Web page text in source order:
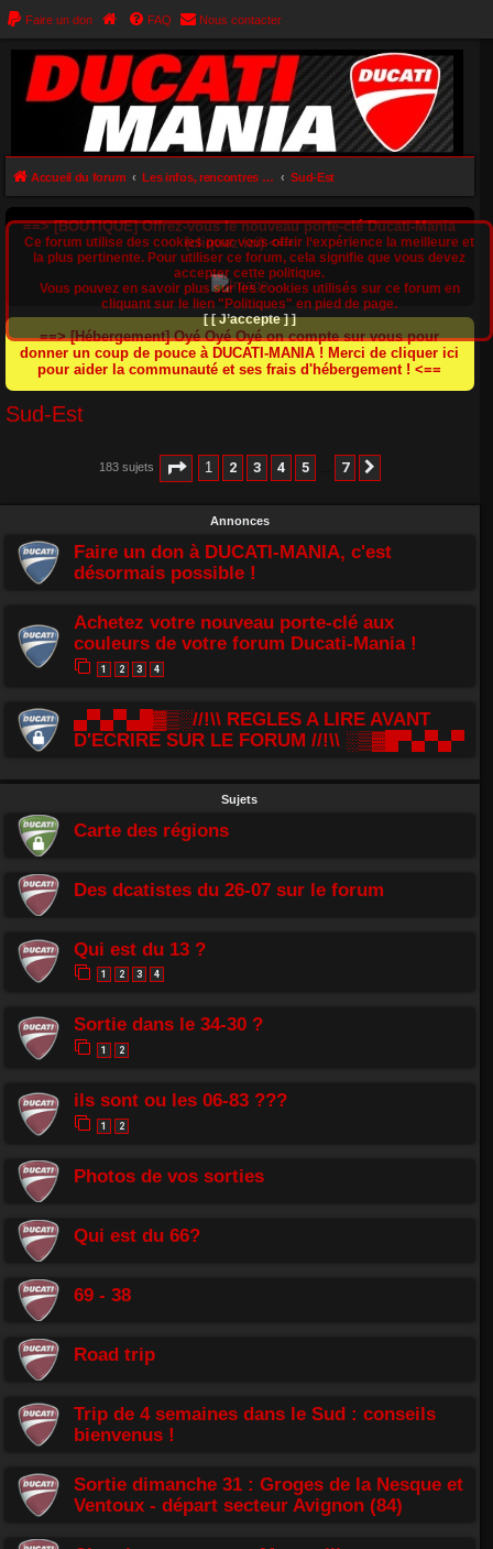
Faire un don FAQ Nous contacter
Accueil du forum Les infos, rencontres et balades Ducatistes dans nos régions Sud-Est
==> [BOUTIQUE] Offrez-vous le nouveau porte-clé Ducati-Mania
(cliquez ici) <==
==> [Hébergement] Oyé Oyé Oyé on compte sur vous pour
donner un coup de pouce à DUCATI-MANIA ! Merci de cliquer ici
pour aider la communauté et ses frais d'hébergement ! <==
Sud-Est
183 sujets Page 1sur
1 2 3 4 5 7
Annonces
Faire un don à DUCATI-MANIA, c'est
désormais possible !
Achetez votre nouveau porte-clé aux
couleurs de votre forum Ducati-Mania !
1 2 3 4
▄▀▄▀▄█▓▒░//!\\ REGLES A LIRE AVANT
D'ECRIRE SUR LE FORUM //!\\ ░▒▓█▀▄▀▄▀
Sujets
Carte des régions
Des dcatistes du 26-07 sur le forum
Qui est du 13 ?
1 2 3 4
Sortie dans le 34-30 ?
1 2
ils sont ou les 06-83 ???
1 2
Photos de vos sorties
Qui est du 66?
69 - 38
Road trip
Trip de 4 semaines dans le Sud : conseils
bienvenus !
Sortie dimanche 31 : Groges de la Nesque et
Ventoux - départ secteur Avignon (84)
Ce forum utilise des cookies pour vous offrir l‘expérience la meilleure et
la plus pertinente. Pour utiliser ce forum, cela signifie que vous devez
accepter cette politique.
Vous pouvez en savoir plus sur les cookies utilisés sur ce forum en
cliquant sur le lien "Politiques" en pied de page.
[ [ J’accepte ] ]